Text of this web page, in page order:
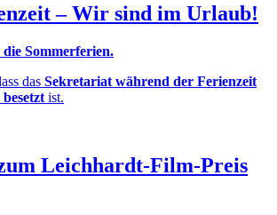
– Wir sind im Urlaub!
Sommerferien.
das Sekretariat während der Ferienzeit
ist.
Leichhardt-Film-Preis